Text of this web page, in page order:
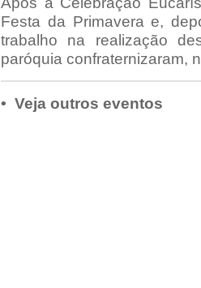
Festa da Primavera e,
trabalho na realização
paróquia confraternizaram,
• Veja outros eventos